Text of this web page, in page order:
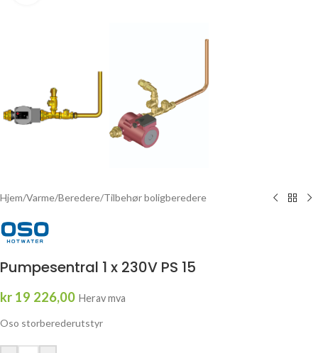
Hjem/Varme/Beredere/Tilbehør boligberedere
Pumpesentral 1 x 230V PS 15
kr 19 226,00 Herav mva
Oso storberederutstyr